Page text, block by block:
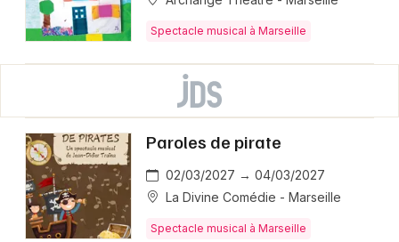
Spectacle musical à Marseille
Paroles de pirate
02/03/2027 → 04/03/2027
La Divine Comédie - Marseille
Spectacle musical à Marseille